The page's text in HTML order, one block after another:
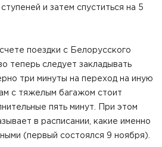
и затем спуститься на 5
поездки с Белорусского
теперь следует закладывать
три минуты на переход на иную
с тяжелым багажом стоит
пять минут. При этом
в расписании, какие именно
(первый состоялся 9 ноября).